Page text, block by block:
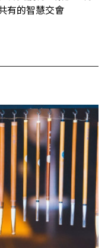
有的智慧交會